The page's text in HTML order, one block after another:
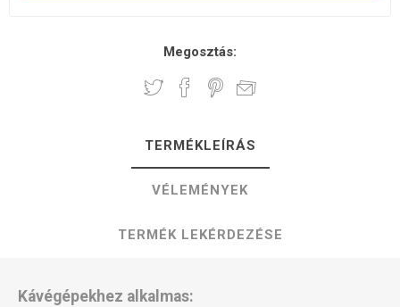
Megosztás:
TERMÉKLEÍRÁS
VÉLEMÉNYEK
TERMÉK LEKÉRDEZÉSE
Kávégépekhez alkalmas: